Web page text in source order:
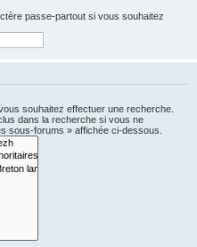
passe-partout si vous souhaitez
souhaitez effectuer une recherche.
dans la recherche si vous ne
sous-forums » affichée ci-dessous.